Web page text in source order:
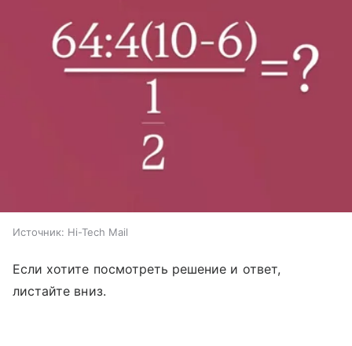
Источник: Hi-Tech Mail
Если хотите посмотреть решение и ответ,
листайте вниз.